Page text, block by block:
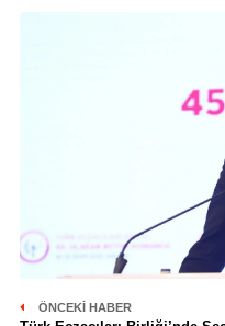
ÖNCEKI HABER